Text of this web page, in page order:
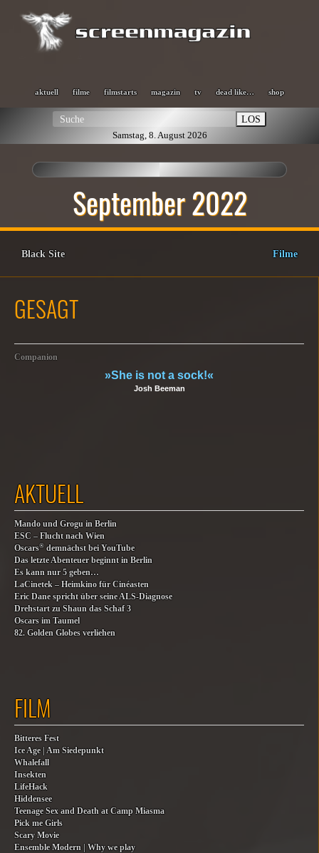
aktuell filme filmstarts magazin tv dead like… shop
LOS
Samstag, 8. August 2026
September 2022
Black Site Filme
GESAGT
Companion
»She is not a sock!«
Josh Beeman
AKTUELL
Mando und Grogu in Berlin
ESC – Flucht nach Wien
Oscars® demnächst bei YouTube
Das letzte Abenteuer beginnt in Berlin
Es kann nur 5 geben…
LaCinetek – Heimkino für Cinéasten
Eric Dane spricht über seine ALS-Diagnose
Drehstart zu Shaun das Schaf 3
Oscars im Taumel
82. Golden Globes verliehen
FILM
Bitteres Fest
Ice Age | Am Siedepunkt
Whalefall
Insekten
LifeHack
Hiddensee
Teenage Sex and Death at Camp Miasma
Pick me Girls
Scary Movie
Ensemble Modern | Why we play